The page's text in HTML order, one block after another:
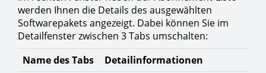
werden Ihnen die Details des ausgewählten
Softwarepakets angezeigt. Dabei können Sie im
Detailfenster zwischen 3 Tabs umschalten:
Name des Tabs
Detailinformationen